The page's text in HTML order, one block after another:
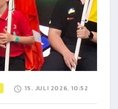
15. JULI 2026, 10:52